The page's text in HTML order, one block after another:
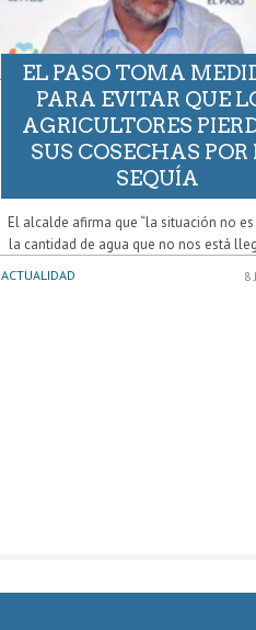
EL PASO TOMA
PARA EVITAR QUE
AGRICULTORES
SUS COSECHAS POR
SEQUÍA
El alcalde afirma que “la situación no
la cantidad de agua que no nos está
ACTUALIDAD 8